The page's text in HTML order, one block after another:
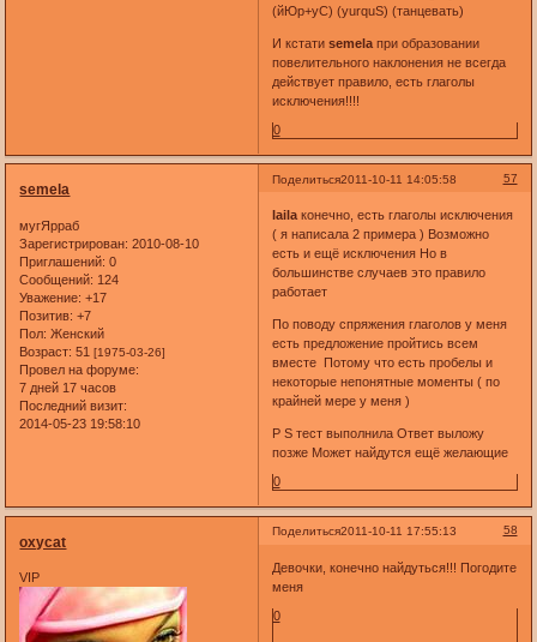
(йЮр+уС) (yurquS) (танцевать)
И кстати semelaпри образовании
повелительного наклонения не всегда
действует правило, есть глаголы
исключения!!!!
0
Поделиться 57
2011-10-11 14:05:58
semela
мугЯрраб
Зарегистрирован: 2010-08-10
Приглашений: 0
Сообщений: 124
Уважение: +17
Позитив: +7
Пол: Женский
Возраст: 51[1975-03-26]
Провел на форуме:
7 дней 17 часов
Последний визит:
2014-05-23 19:58:10
laila конечно, есть глаголы исключения
( я написала 2 примера ) Возможно
есть и ещё исключения Но в
большинстве случаев это правило
работает
По поводу спряжения глаголов у меня
есть предложение пройтись всем
вместе Потому что есть пробелы и
некоторые непонятные моменты ( по
крайней мере у меня )
P S тест выполнила Ответ выложу
позже Может найдутся ещё желающие
0
Поделиться 58
2011-10-11 17:55:13
oxycat
VIP
Девочки, конечно найдуться!!! Погодите
меня
0